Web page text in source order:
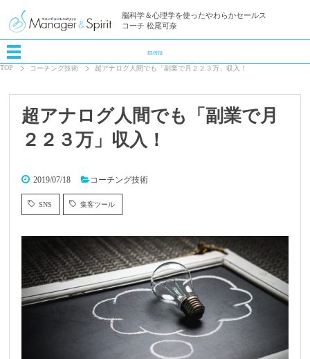
脳科学＆心理学を使ったやわらかセールス
コーチ 松尾可奈
menu
TOP
コーチング技術 超アナログ人間でも「副業で月２２３万」収入！
超アナログ人間でも「副業で月
２２３万」収入！
2019/07/18 コーチング技術
SNS 集客ツール